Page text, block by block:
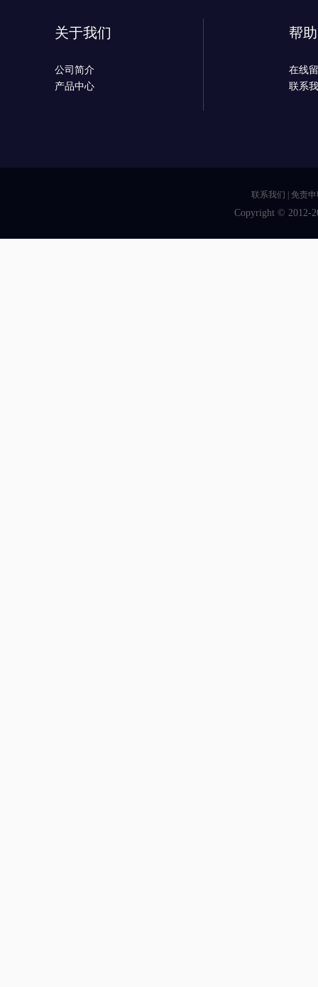
关于我们
公司简介
产品中心
帮
在线
联系
联系我们 免责
Copyright © 2012-